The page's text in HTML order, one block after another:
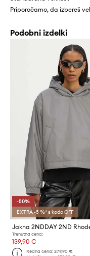
Priporočamo, da izbereš
Podobni izdelki
-50%
EXTRA -5 %* s kodo OFF
Trenutna cena:
139,90 €
Redna cena:279,90 €